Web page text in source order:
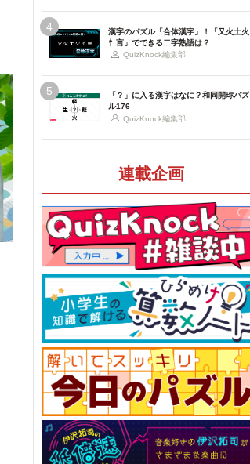
4
漢字のパズル「合体漢字」！「又火土火
忄言」でできる二字熟語は？
QuizKnock編集部
5
「？」に入る漢字はなに？和同開珎パズ
ル176
QuizKnock編集部
連載企画